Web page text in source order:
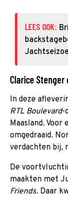
LEES OOK:
Clarice Stenger
In deze
RTL Boulevard-
Maasland.
omgedraaid.
verdachten bij,
De
maakten met
Friends. Daar